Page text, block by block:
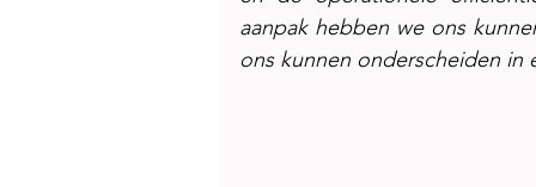
aanpak hebben we ons
ons kunnen onderscheiden in